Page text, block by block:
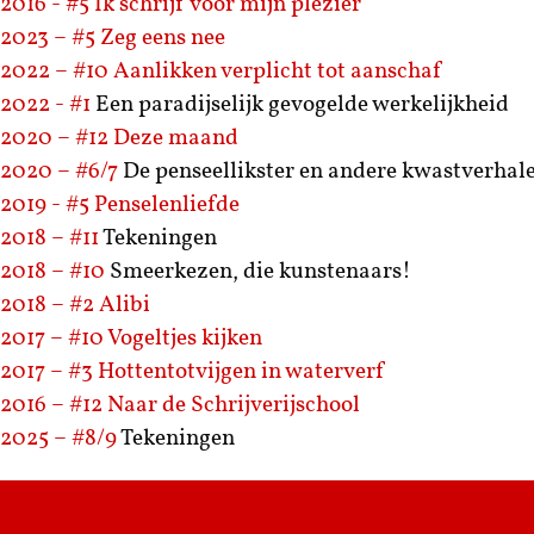
2016 - #5 Ik schrijf voor mijn plezier
2023 – #5 Zeg eens nee
2022 – #10 Aanlikken verplicht tot aanschaf
2022 - #1 Een paradijselijk gevogelde werkelijkheid
2020 – #12 Deze maand
2020 – #6/7 De penseellikster en andere
2019 - #5 Penselenliefde
2018 – #11 Tekeningen
2018 – #10 Smeerkezen, die kunstenaars!
2018 – #2 Alibi
2017 – #10 Vogeltjes kijken
2017 – #3 Hottentotvijgen in waterverf
2016 – #12 Naar de Schrijverijschool
2025 – #8/9Tekeningen